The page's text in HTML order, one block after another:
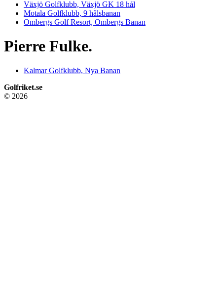
Växjö Golfklubb, Växjö GK 18 hål
Motala Golfklubb, 9 hålsbanan
Ombergs Golf Resort, Ombergs Banan
Pierre Fulke.
Kalmar Golfklubb, Nya Banan
Golfriket.se
© 2026